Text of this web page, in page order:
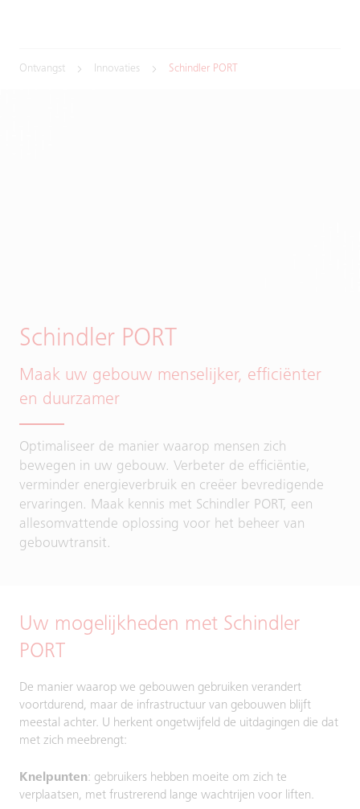
Ontvangst Innovaties Schindler PORT
Schindler PORT
Maak uw gebouw menselijker, efficiënter
en duurzamer
Optimaliseer de manier waarop mensen zich
bewegen in uw gebouw. Verbeter de efficiëntie,
verminder energieverbruik en creëer bevredigende
ervaringen. Maak kennis met Schindler PORT, een
allesomvattende oplossing voor het beheer van
gebouwtransit.
Uw mogelijkheden met Schindler
PORT
De manier waarop we gebouwen gebruiken verandert
voortdurend, maar de infrastructuur van gebouwen blijft
meestal achter. U herkent ongetwijfeld de uitdagingen die dat
met zich meebrengt:
Knelpunten: gebruikers hebben moeite om zich te
verplaatsen, met frustrerend lange wachtrijen voor liften.